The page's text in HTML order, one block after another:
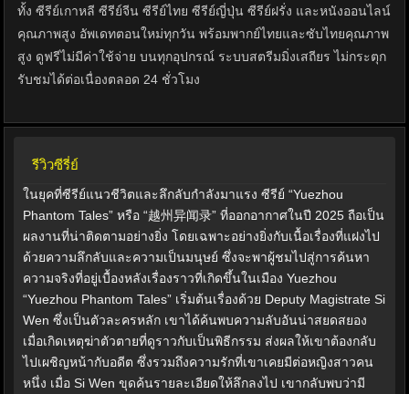
ทั้ง ซีรีย์เกาหลี ซีรีย์จีน ซีรีย์ไทย ซีรีย์ญี่ปุ่น ซีรีย์ฝรั่ง และหนังออนไลน์
คุณภาพสูง อัพเดทตอนใหม่ทุกวัน พร้อมพากย์ไทยและซับไทยคุณภาพ
สูง ดูฟรีไม่มีค่าใช้จ่าย บนทุกอุปกรณ์ ระบบสตรีมมิ่งเสถียร ไม่กระตุก
รับชมได้ต่อเนื่องตลอด 24 ชั่วโมง
รีวิวซีรี่ย์
ในยุคที่ซีรีย์แนวชีวิตและลึกลับกำลังมาแรง ซีรีย์ “Yuezhou
Phantom Tales” หรือ “越州异闻录” ที่ออกอากาศในปี 2025 ถือเป็น
ผลงานที่น่าติดตามอย่างยิ่ง โดยเฉพาะอย่างยิ่งกับเนื้อเรื่องที่แฝงไป
ด้วยความลึกลับและความเป็นมนุษย์ ซึ่งจะพาผู้ชมไปสู่การค้นหา
ความจริงที่อยู่เบื้องหลังเรื่องราวที่เกิดขึ้นในเมือง Yuezhou
“Yuezhou Phantom Tales” เริ่มต้นเรื่องด้วย Deputy Magistrate Si
Wen ซึ่งเป็นตัวละครหลัก เขาได้ค้นพบความลับอันน่าสยดสยอง
เมื่อเกิดเหตุฆ่าตัวตายที่ดูราวกับเป็นพิธีกรรม ส่งผลให้เขาต้องกลับ
ไปเผชิญหน้ากับอดีต ซึ่งรวมถึงความรักที่เขาเคยมีต่อหญิงสาวคน
หนึ่ง เมื่อ Si Wen ขุดค้นรายละเอียดให้ลึกลงไป เขากลับพบว่ามี